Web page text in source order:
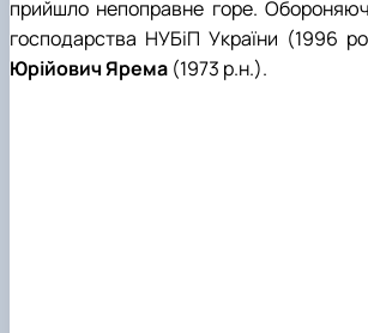
Пам'яті студентів та випускників
Регіональний
прийшло непоправне горе.
господарства НУБіП України (1996
Юрійович Ярема (1973 р.н.).